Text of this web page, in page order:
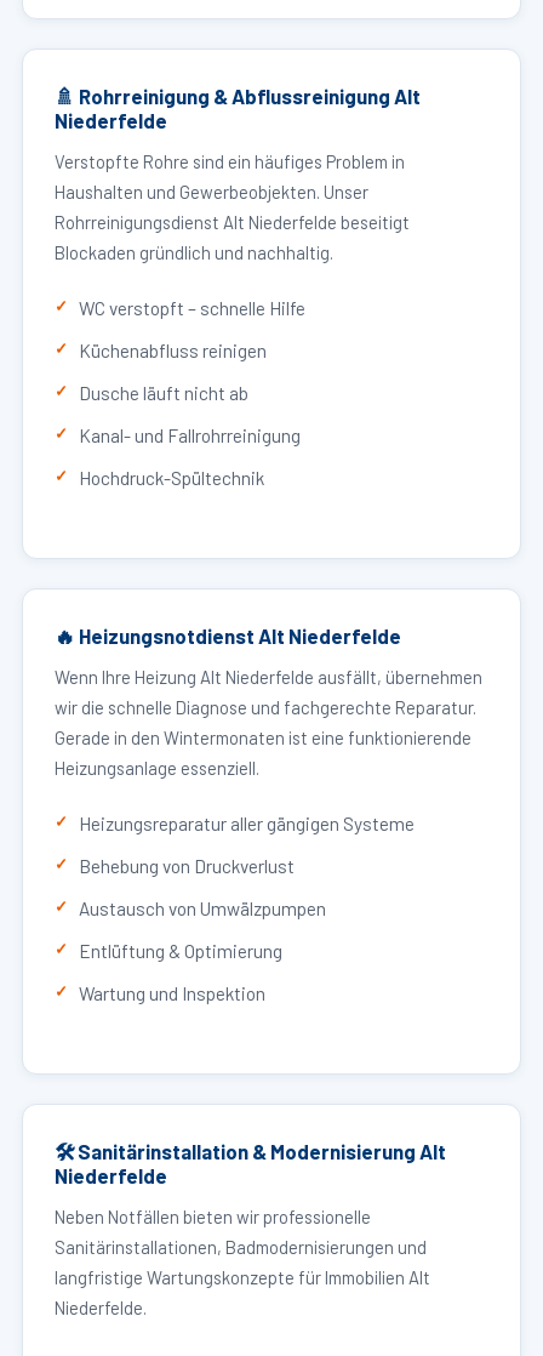
🚿 Rohrreinigung & Abflussreinigung Alt
Niederfelde
Verstopfte Rohre sind ein häufiges Problem in
Haushalten und Gewerbeobjekten. Unser
Rohrreinigungsdienst Alt Niederfelde beseitigt
Blockaden gründlich und nachhaltig.
WC verstopft – schnelle Hilfe
Küchenabfluss reinigen
Dusche läuft nicht ab
Kanal- und Fallrohrreinigung
Hochdruck-Spültechnik
🔥 Heizungsnotdienst Alt Niederfelde
Wenn Ihre Heizung Alt Niederfelde ausfällt, übernehmen
wir die schnelle Diagnose und fachgerechte Reparatur.
Gerade in den Wintermonaten ist eine funktionierende
Heizungsanlage essenziell.
Heizungsreparatur aller gängigen Systeme
Behebung von Druckverlust
Austausch von Umwälzpumpen
Entlüftung & Optimierung
Wartung und Inspektion
🛠 Sanitärinstallation & Modernisierung Alt
Niederfelde
Neben Notfällen bieten wir professionelle
Sanitärinstallationen, Badmodernisierungen und
langfristige Wartungskonzepte für Immobilien Alt
Niederfelde.